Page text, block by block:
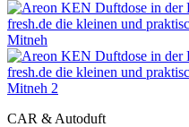
CAR & Autoduft